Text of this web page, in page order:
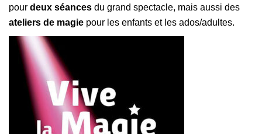
pour deux séances du grand spectacle, mais aussi des
ateliers de magie pour les enfants et les ados/adultes.